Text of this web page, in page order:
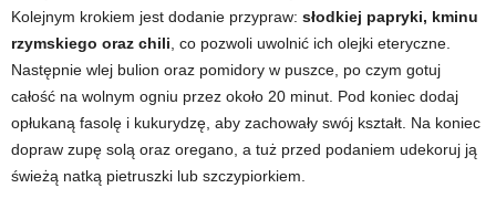
Kolejnym krokiem jest dodanie przypraw: słodkiej papryki, kminu
rzymskiego oraz chili , co pozwoli uwolnić ich olejki eteryczne.
Następnie wlej bulion oraz pomidory w puszce, po czym gotuj
całość na wolnym ogniu przez około 20 minut. Pod koniec dodaj
opłukaną fasolę i kukurydzę, aby zachowały swój kształt. Na koniec
dopraw zupę solą oraz oregano, a tuż przed podaniem udekoruj ją
świeżą natką pietruszki lub szczypiorkiem.